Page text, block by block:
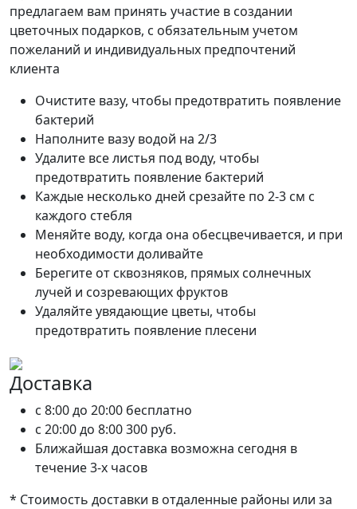
предлагаем вам принять участие в создании
цветочных подарков, с обязательным учетом
пожеланий и индивидуальных предпочтений
клиента
Очистите вазу, чтобы предотвратить появление
бактерий
Наполните вазу водой на 2/3
Удалите все листья под воду, чтобы
предотвратить появление бактерий
Каждые несколько дней срезайте по 2-3 см с
каждого стебля
Меняйте воду, когда она обесцвечивается, и при
необходимости доливайте
Берегите от сквозняков, прямых солнечных
лучей и созревающих фруктов
Удаляйте увядающие цветы, чтобы
предотвратить появление плесени
Доставка
c 8:00 до 20:00 бесплатно
c 20:00 до 8:00300 руб.
Ближайшая доставка возможна сегодня в
течение 3-х часов
* Стоимость доставки в отдаленные районы или за